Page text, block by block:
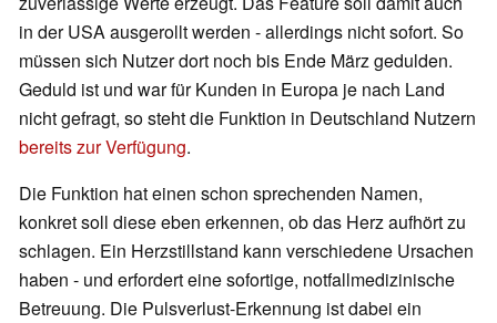
in der USA ausgerollt werden - allerdings nicht sofort. So
müssen sich Nutzer dort noch bis Ende März gedulden.
Geduld ist und war für Kunden in Europa je nach Land
nicht gefragt, so steht die Funktion in Deutschland Nutzern
bereits zur Verfügung.
Die Funktion hat einen schon sprechenden Namen,
konkret soll diese eben erkennen, ob das Herz aufhört zu
schlagen. Ein Herzstillstand kann verschiedene Ursachen
haben - und erfordert eine sofortige, notfallmedizinische
Betreuung. Die Pulsverlust-Erkennung ist dabei ein